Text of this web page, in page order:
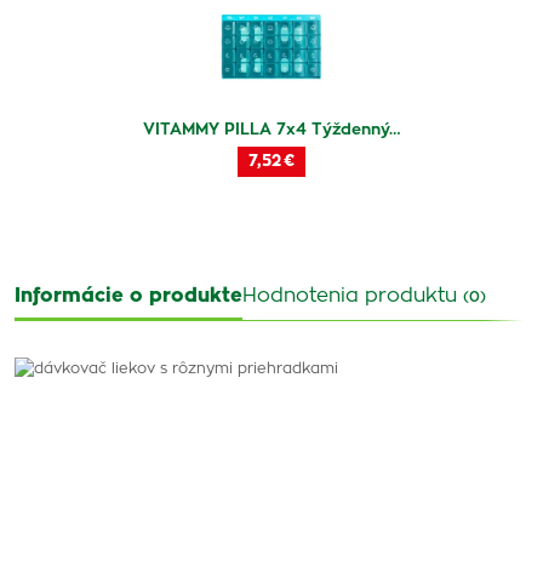
VITAMMY PILLA 7x4 Týždenný…
7,52 €
Informácie o produkteHodnotenia produktu (0)